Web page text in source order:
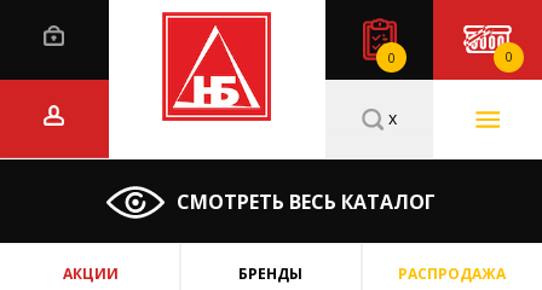
0 0
СМОТРЕТЬ ВЕСЬ КАТАЛОГ
x
АКЦИИ БРЕНДЫ РАСПРОДАЖА